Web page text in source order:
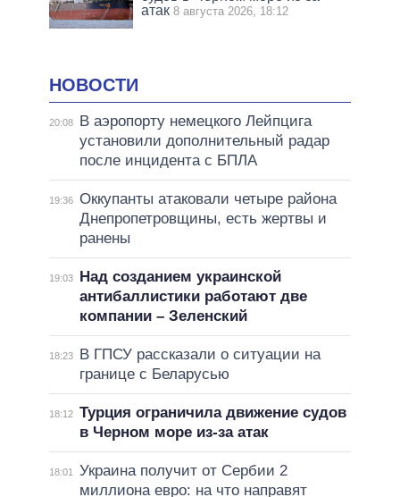
атак 8 августа 2026, 18:12
НОВОСТИ
20:08
В аэропорту немецкого Лейпцига
установили дополнительный радар
после инцидента с БПЛА
19:36 Оккупанты атаковали четыре района
Днепропетровщины, есть жертвы и
ранены
19:03
Над созданием украинской
антибаллистики работают две
компании – Зеленский
18:23
В ГПСУ рассказали о ситуации на
границе с Беларусью
18:12 Турция ограничила движение судов
в Черном море из-за атак
18:01 Украина получит от Сербии 2
миллиона евро: на что направят